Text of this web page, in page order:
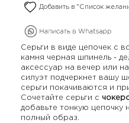
Добавить в "Список
Серьги в виде цепочек с
камня черная шпинель -
аксессуар на вечер или
силуэт подчеркнет вашу
серьги покачиваются и
Сочетайте серьги с
добавьте тонкую
полный образ.